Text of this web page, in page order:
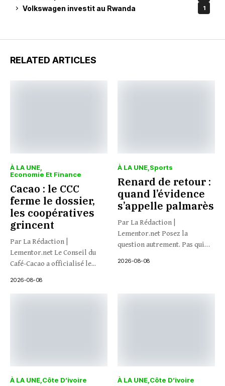
Volkswagen investit au Rwanda 1
RELATED ARTICLES
À LA UNE
Economie Et Finance
Cacao : le CCC
ferme le dossier,
les coopératives
grincent
Par La Rédaction |
Lementor.net Le Conseil du
Café-Cacao a officialisé le...
2026-08-08
À LA UNE Sports
Renard de retour :
quand l’évidence
s’appelle palmarès
Par La Rédaction |
Lementor.net Posez la
question autrement. Pas qui
2026-08-08
À LA UNE Côte D’ivoire À LA UNE Côte D’ivoire